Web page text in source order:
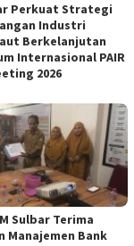
Perkuat Strategi
Industri
Berkelanjutan
Internasional PAIR
2026
Sulbar Terima
Manajemen Bank